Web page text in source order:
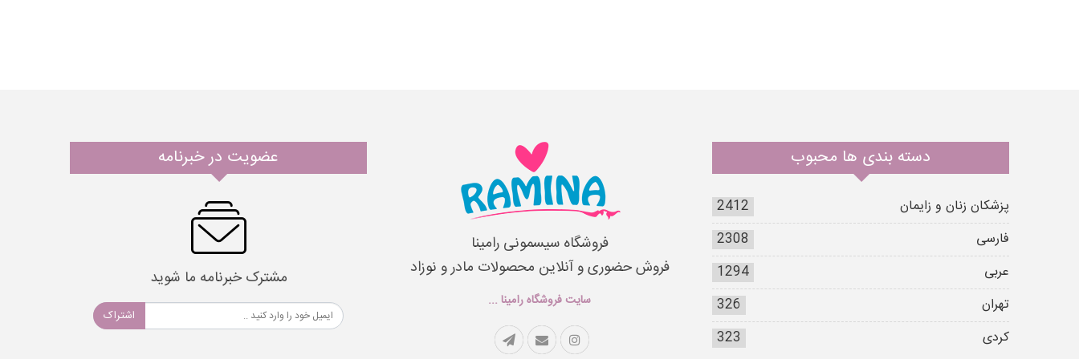
دسته بندی ها محبوب
پزشکان زنان و زایمان
2412
فارسی
2308
عربی
1294
تهران
326
کردی
323
فروشگاه سیسمونی رامینا
فروش حضوری و آنلاین محصولات مادر و نوزاد
سایت فروشگاه رامینا ...
عضویت در خبرنامه
مشترک خبرنامه ما شوید
اشتراک